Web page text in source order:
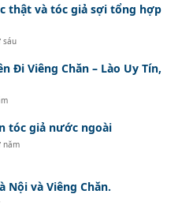
thật và tóc giả sợi tổng hợp
sáu
Đi Viêng Chăn – Lào Uy Tín,
tóc giả nước ngoài
năm
Nội và Viêng Chăn.